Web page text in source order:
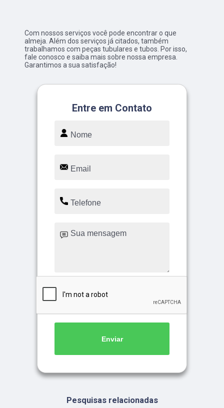
Com nossos serviços você pode encontrar o que
almeja. Além dos serviços já citados, também
trabalhamos com peças tubulares e tubos. Por isso,
fale conosco e saiba mais sobre nossa empresa.
Garantimos a sua satisfação!
Entre em Contato
Enviar
Pesquisas relacionadas